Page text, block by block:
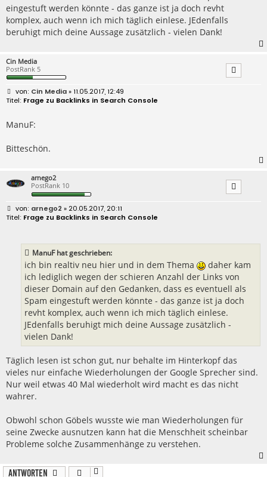
eingestuft werden könnte - das ganze ist ja doch revht
komplex, auch wenn ich mich täglich einlese. JEdenfalls
beruhigt mich deine Aussage zusätzlich - vielen Dank!
Cin Media
PostRank 5
B
e
r
a
Cin Media» 11.05.2017, 12:49
Frage zu Backlinks in Search Console
ManuF:
Bitteschön.
arnego2
PostRank 10
B
e
arnego2 » 20.05.2017, 20:11
Frage zu Backlinks in Search Console
ManuF hat geschrieben:
ich bin realtiv neu hier und in dem Thema
daher kam
ich lediglich wegen der schieren Anzahl der Links von
dieser Domain auf den Gedanken, dass es eventuell als
Spam eingestuft werden könnte - das ganze ist ja doch
revht komplex, auch wenn ich mich täglich einlese.
JEdenfalls beruhigt mich deine Aussage zusätzlich -
vielen Dank!
Täglich lesen ist schon gut, nur behalte im Hinterkopf das
vieles nur einfache Wiederholungen der Google Sprecher sind.
Nur weil etwas 40 Mal wiederholt wird macht es das nicht
wahrer.
Obwohl schon Göbels wusste wie man Wiederholungen für
seine Zwecke ausnutzen kann hat die Menschheit scheinbar
Probleme solche Zusammenhänge zu verstehen.
Antworten